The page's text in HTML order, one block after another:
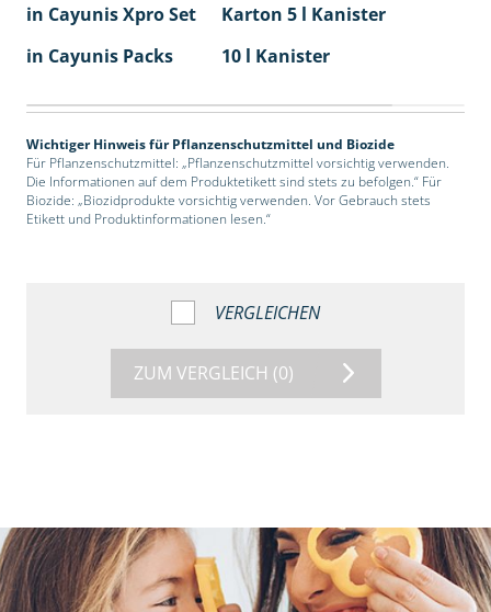
in Cayunis Xpro Set
Karton 5 l Kanister
in Cayunis Packs
10 l Kanister
Wichtiger Hinweis für Pflanzenschutzmittel und Biozide
Für Pflanzenschutzmittel: „Pflanzenschutzmittel vorsichtig verwenden.
Die Informationen auf dem Produktetikett sind stets zu befolgen.“ Für
Biozide: „Biozidprodukte vorsichtig verwenden. Vor Gebrauch stets
Etikett und Produktinformationen lesen.“
VERGLEICHEN
ZUM VERGLEICH (0)